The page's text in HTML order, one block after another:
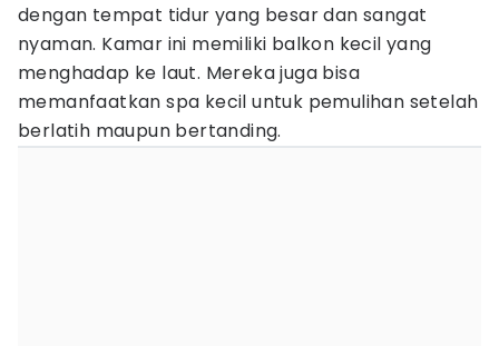
dengan tempat tidur yang besar dan sangat
nyaman. Kamar ini memiliki balkon kecil yang
menghadap ke laut. Mereka juga bisa
memanfaatkan spa kecil untuk pemulihan setelah
berlatih maupun bertanding.